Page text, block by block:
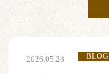
2026.05.28 BLOG